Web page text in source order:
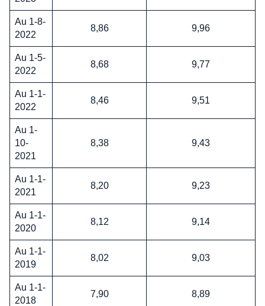
Au 1-8-
2022
8,86 9,96
Au 1-5-
2022
8,68 9,77
Au 1-1-
2022
8,46 9,51
Au 1-
10-
2021
8,38 9,43
Au 1-1-
2021
8,20 9,23
Au 1-1-
2020
8,12 9,14
Au 1-1-
2019
8,02 9,03
Au 1-1-
2018
7,90 8,89